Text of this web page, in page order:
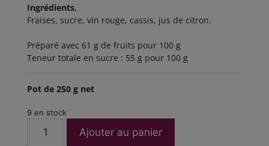
Ingrédients,
Fraises, sucre, vin rouge, cassis, jus de citron.
Préparé avec 61 g de fruits pour 100 g
Teneur totale en sucre : 55 g pour 100 g
Pot de 250 g net
9 en stock
Ajouter au panier